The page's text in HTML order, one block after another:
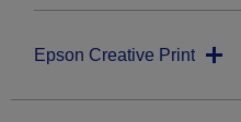
Epson Creative Print